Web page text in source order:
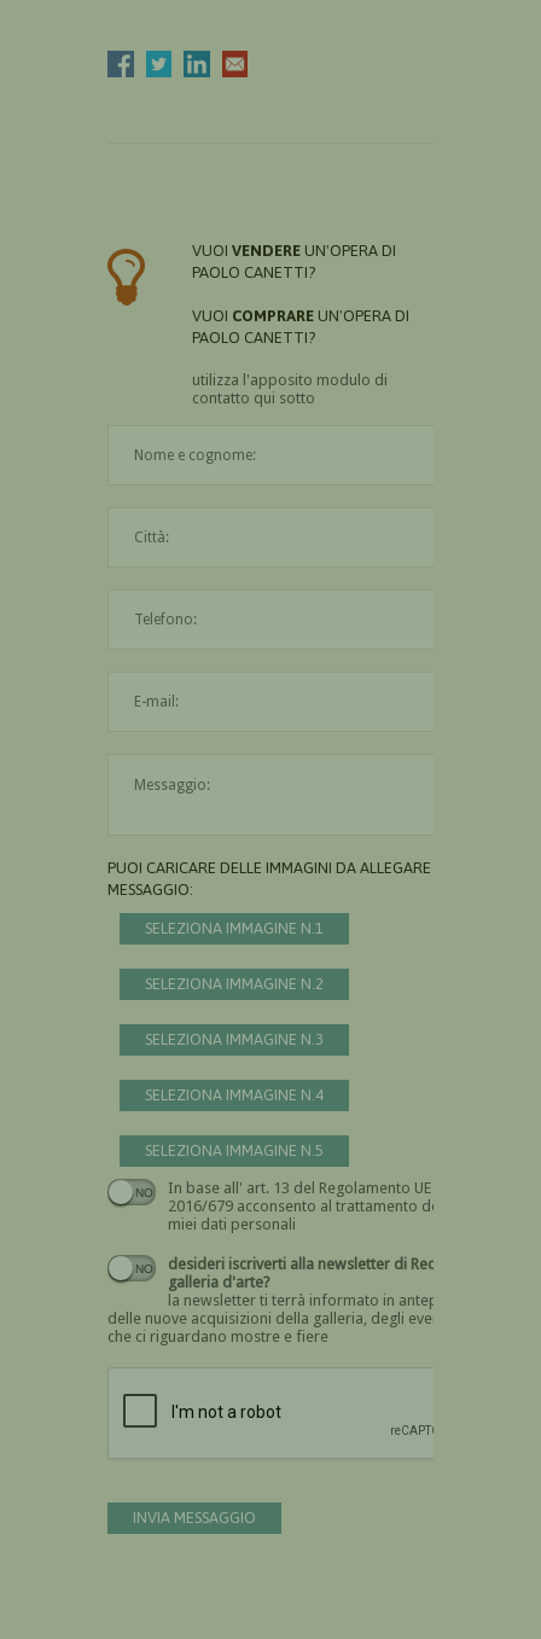
VUOI VENDERE UN'OPERA DI
PAOLO CANETTI?
VUOI COMPRARE UN'OPERA DI
PAOLO CANETTI?
utilizza l'apposito modulo di
contatto qui sotto
PUOI CARICARE DELLE IMMAGINI DA ALLEGARE AL
MESSAGGIO:
SELEZIONA IMMAGINE N.1
SELEZIONA IMMAGINE N.2
SELEZIONA IMMAGINE N.3
SELEZIONA IMMAGINE N.4
SELEZIONA IMMAGINE N.5
In base all' art. 13 del Regolamento UE n.
2016/679 acconsento al trattamento dei
miei dati personali
Devi dare il consenso
desideri iscriverti alla newsletter di Recta
galleria d'arte?
la newsletter ti terrà informato in anteprima
delle nuove acquisizioni della galleria, degli eventi
che ci riguardano mostre e fiere
INVIA MESSAGGIO